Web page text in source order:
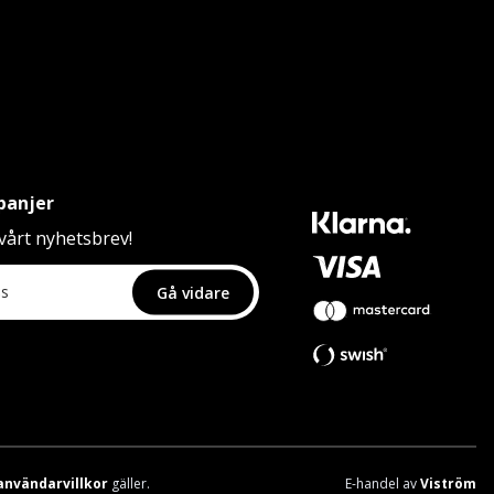
nyhetsbrev!
Gå vidare
gäller. E-handel avViström